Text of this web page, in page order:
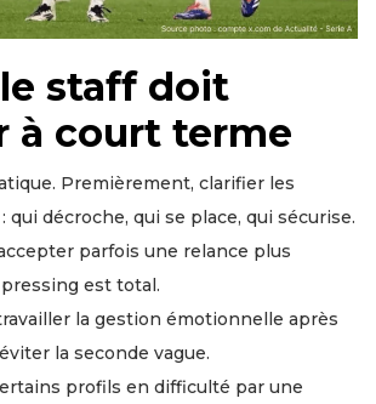
staff doit
à court terme
Premièrement, clarifier les
qui décroche, qui se place, qui sécurise.
parfois une relance plus
est total.
la gestion émotionnelle après
la seconde vague.
profils en difficulté par une